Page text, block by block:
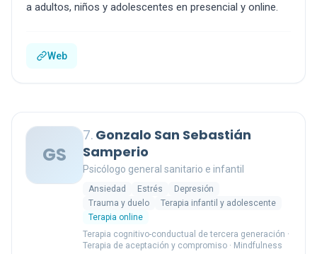
a adultos, niños y adolescentes en presencial y online.
Web
GS
7. Gonzalo San Sebastián
Samperio
Psicólogo general sanitario e infantil
Ansiedad Estrés
Depresión
Trauma y duelo
Terapia infantil y adolescente
Terapia online
Terapia cognitivo-conductual de tercera generación ·
Terapia de aceptación y compromiso · Mindfulness